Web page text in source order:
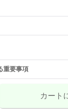
重要事項